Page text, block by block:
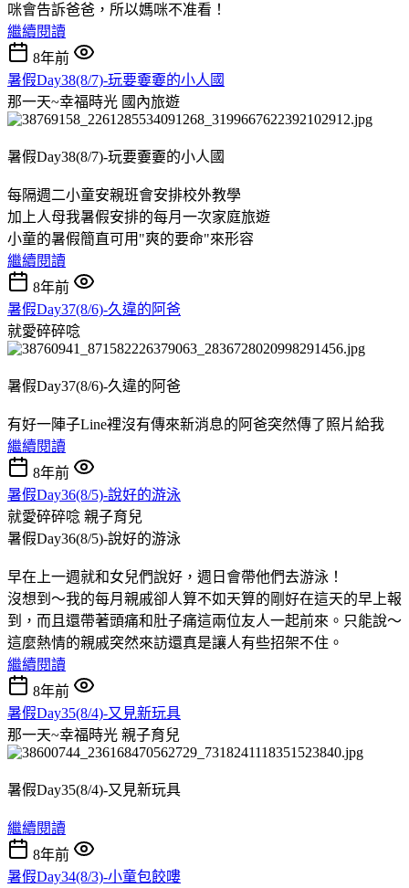
咪會告訴爸爸，所以媽咪不准看！
繼續閱讀
8年前
暑假Day38(8/7)-玩要嫑嫑的小人國
那一天~幸福時光 國內旅遊
暑假Day38(8/7)-玩要嫑嫑的小人國
每隔週二小童安親班會安排校外教學
加上人母我暑假安排的每月一次家庭旅遊
小童的暑假簡直可用"爽的要命"來形容
繼續閱讀
8年前
暑假Day37(8/6)-久違的阿爸
就愛碎碎唸
暑假Day37(8/6)-久違的阿爸
有好一陣子Line裡沒有傳來新消息的阿爸突然傳了照片給我
繼續閱讀
8年前
暑假Day36(8/5)-說好的游泳
就愛碎碎唸 親子育兒
暑假Day36(8/5)-說好的游泳
早在上一週就和女兒們說好，週日會帶他們去游泳！
沒想到～我的每月親戚卻人算不如天算的剛好在這天的早上報
到，而且還帶著頭痛和肚子痛這兩位友人一起前來。只能說～
這麼熱情的親戚突然來訪還真是讓人有些招架不住。
繼續閱讀
8年前
暑假Day35(8/4)-又見新玩具
那一天~幸福時光 親子育兒
暑假Day35(8/4)-又見新玩具
繼續閱讀
8年前
暑假Day34(8/3)-小童包餃嘍